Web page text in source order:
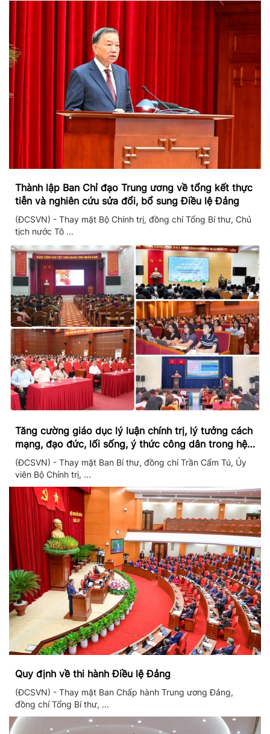
Thành lập Ban Chỉ đạo Trung ương về tổng kết thực
tiễn và nghiên cứu sửa đổi, bổ sung Điều lệ Đảng
(ĐCSVN) - Thay mặt Bộ Chính trị, đồng chí Tổng Bí thư, Chủ
tịch nước Tô ...
Tăng cường giáo dục lý luận chính trị, lý tưởng cách
mạng, đạo đức, lối sống, ý thức công dân trong hệ
thống giáo dục quốc dân
(ĐCSVN) - Thay mặt Ban Bí thư, đồng chí Trần Cẩm Tú, Ủy
viên Bộ Chính trị, ...
Quy định về thi hành Điều lệ Đảng
(ĐCSVN) - Thay mặt Ban Chấp hành Trung ương Đảng,
đồng chí Tổng Bí thư, ...